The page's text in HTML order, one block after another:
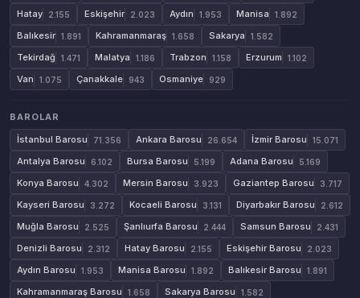
Hatay 2.155 Eskişehir 2.023 Aydın 1.953 Manisa 1.892
Balıkesir 1.891 Kahramanmaraş 1.658 Sakarya 1.582
Tekirdağ 1.471 Malatya 1.186 Trabzon 1.158 Erzurum 1.102
Van 1.075 Çanakkale 943 Osmaniye 929
BAROLAR
İstanbul Barosu
71.356 Ankara Barosu 26.654 İzmir Barosu 15.071
Antalya Barosu 6.102 Bursa Barosu 5.199 Adana Barosu 5.169
Konya Barosu 4.302 Mersin Barosu 3.923 Gaziantep Barosu 3.717
Kayseri Barosu 3.272 Kocaeli Barosu 3.131 Diyarbakır Barosu 2.612
Muğla Barosu 2.525 Şanlıurfa Barosu 2.444 Samsun Barosu 2.431
Denizli Barosu 2.312 Hatay Barosu 2.155 Eskişehir Barosu 2.023
Aydın Barosu 1.953 Manisa Barosu 1.892 Balıkesir Barosu 1.891
Kahramanmaraş Barosu 1.658 Sakarya Barosu 1.582